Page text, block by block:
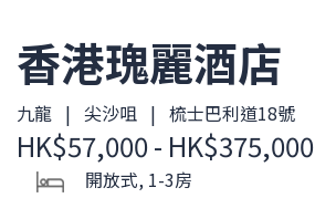
香港瑰麗酒店
九龍 | 尖沙咀 | 梳士巴利道18號
HK$57,000 - HK$375,000
開放式, 1-3房